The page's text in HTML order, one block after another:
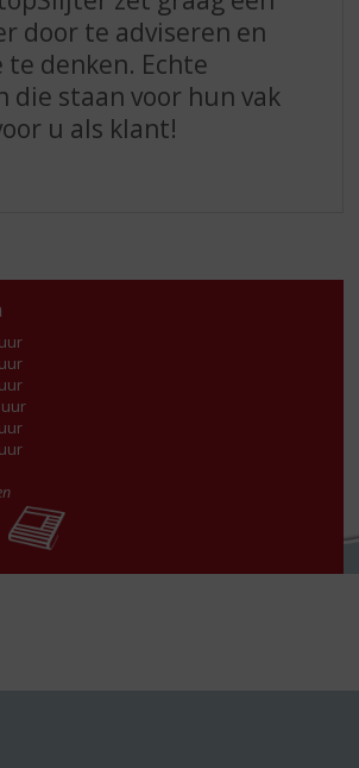
door te adviseren en
te denken. Echte
die staan voor hun vak
u als klant!
uur